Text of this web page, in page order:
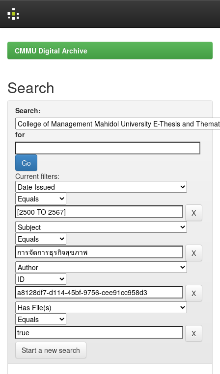
navigationCMMU Digital Archive
Search
Search:
for
Current filters:
Start a new search